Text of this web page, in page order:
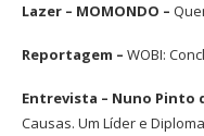
Lazer – MOMONDO –
Reportagem – WOBI:
Entrevista – Nuno Pinto
Causas. Um Líder e